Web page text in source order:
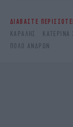
ΔΙΑΒΑΣΤΕ
ΚΑΡΑΛΉΣ
ΚΑΤΕΡΊΝΑ
ΠΟΛΟ ΑΝΔΡΩΝ